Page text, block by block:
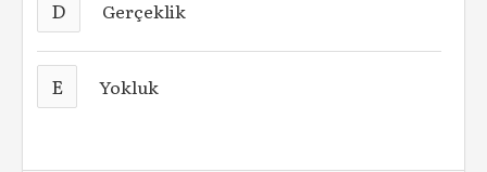
D Gerçeklik
E Yokluk